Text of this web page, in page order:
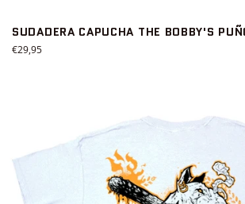
SUDADERA CAPUCHA THE BOBBY'S
Precio
€29,95